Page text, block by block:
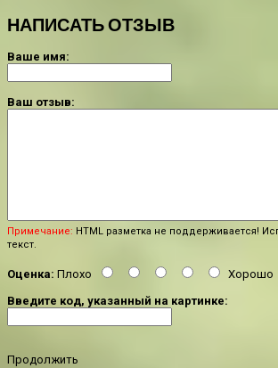
НАПИСАТЬ ОТЗЫВ
Ваше имя:
Ваш отзыв:
Примечание: HTML разметка не поддерживается!
текст.
Оценка: Плохо
Хорошо
Введите код, указанный на картинке:
Продолжить